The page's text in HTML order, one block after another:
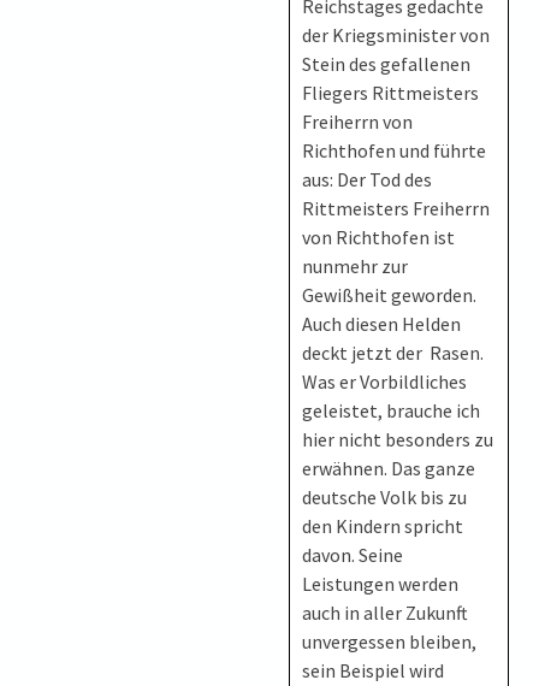
Reichstages gedachte
der Kriegsminister von
Stein des gefallenen
Fliegers Rittmeisters
Freiherrn von
Richthofen und führte
aus: Der Tod des
Rittmeisters Freiherrn
von Richthofen ist
nunmehr zur
Gewißheit geworden.
Auch diesen Helden
deckt jetzt der Rasen.
Was er Vorbildliches
geleistet, brauche ich
hier nicht besonders zu
erwähnen. Das ganze
deutsche Volk bis zu
den Kindern spricht
davon. Seine
Leistungen werden
auch in aller Zukunft
unvergessen bleiben,
sein Beispiel wird